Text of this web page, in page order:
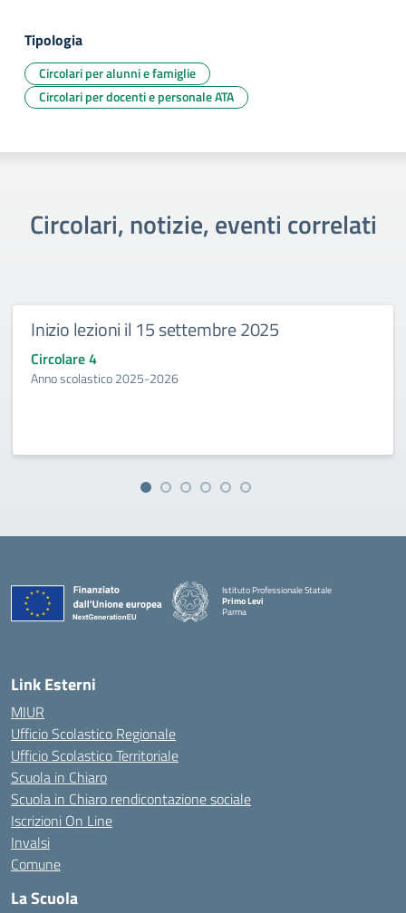
Tipologia
Circolari per alunni e famiglie
Circolari per docenti e personale ATA
Circolari, notizie, eventi correlati
Inizio lezioni il 15 settembre 2025
Circolare 4
Anno scolastico 2025-2026
Istituto Professionale Statale
Primo Levi
Parma
Link Esterni
MIUR
Ufficio Scolastico Regionale
Ufficio Scolastico Territoriale
Scuola in Chiaro
Scuola in Chiaro rendicontazione sociale
Iscrizioni On Line
Invalsi
Comune
La Scuola